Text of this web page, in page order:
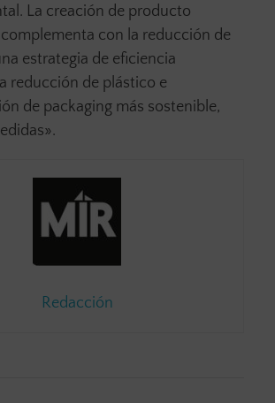
La creación de producto
con la reducción de
estrategia de eficiencia
reducción de plástico e
de packaging más sostenible,
Redacción